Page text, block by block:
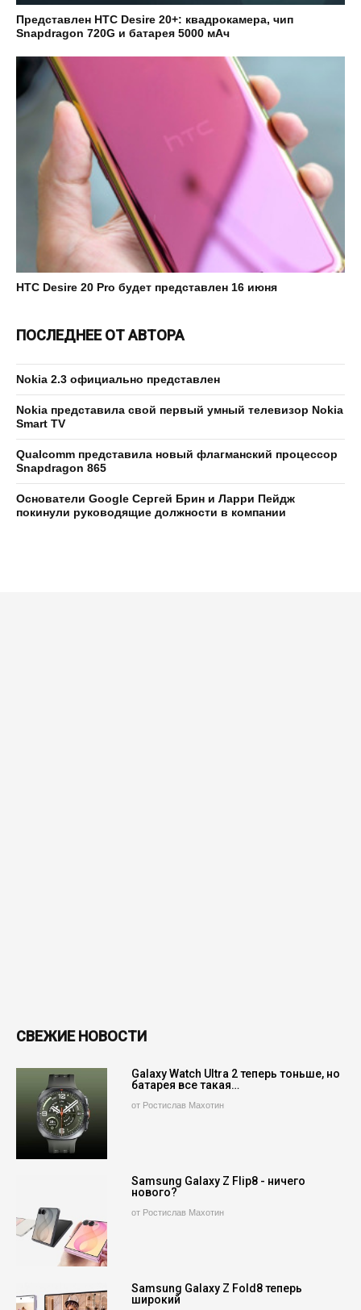
Представлен HTC Desire 20+: квадрокамера, чип
Snapdragon 720G и батарея 5000 мАч
HTC Desire 20 Pro будет представлен 16 июня
ПОСЛЕДНЕЕ ОТ АВТОРА
Nokia 2.3 официально представлен
Nokia представила свой первый умный телевизор Nokia
Smart TV
Qualcomm представила новый флагманский процессор
Snapdragon 865
Основатели Google Сергей Брин и Ларри Пейдж
покинули руководящие должности в компании
СВЕЖИЕ НОВОСТИ
Galaxy Watch Ultra 2 теперь тоньше, но
батарея все такая…
от Ростислав Махотин
Samsung Galaxy Z Flip8 - ничего
нового?
от Ростислав Махотин
Samsung Galaxy Z Fold8 теперь
широкий